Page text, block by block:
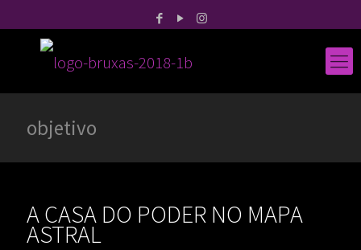
objetivo
A CASA DO PODER NO MAPA
ASTRAL